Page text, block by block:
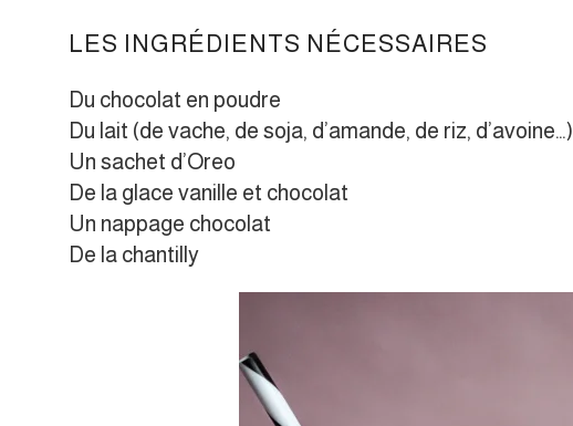
LES INGRÉDIENTS NÉCESSAIRES
Du chocolat en poudre
Du lait (de vache, de soja, d’amande, de riz, d’avoine…)
Un sachet d’Oreo
De la glace vanille et chocolat
Un nappage chocolat
De la chantilly